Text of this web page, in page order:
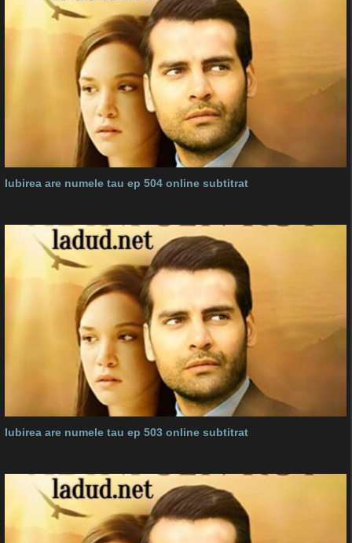
Iubirea are numele tau ep 504 online subtitrat
Iubirea are numele tau ep 503 online subtitrat